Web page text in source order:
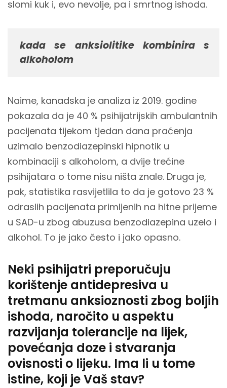
slomi kuk i, evo nevolje, pa i smrtnog ishoda.
kada se anksiolitike kombinira s
alkoholom
Naime, kanadska je analiza iz 2019. godine
pokazala da je 40 % psihijatrijskih ambulantnih
pacijenata tijekom tjedan dana praćenja
uzimalo benzodiazepinski hipnotik u
kombinaciji s alkoholom, a dvije trećine
psihijatara o tome nisu ništa znale. Druga je,
pak, statistika rasvijetlila to da je gotovo 23 %
odraslih pacijenata primljenih na hitne prijeme
u SAD-u zbog abuzusa benzodiazepina uzelo i
alkohol. To je jako često i jako opasno.
Neki psihijatri preporučuju
korištenje antidepresiva u
tretmanu anksioznosti zbog boljih
ishoda, naročito u aspektu
razvijanja tolerancije na lijek,
povećanja doze i stvaranja
ovisnosti o lijeku. Ima li u tome
istine, koji je Vaš stav?